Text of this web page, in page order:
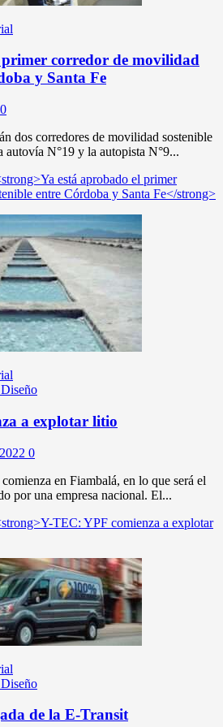
primer corredor de movilidad
y Santa Fe
0
dos corredores de movilidad sostenible
autovía N°19 y la autopista N°9...
está aprobado el primer
entre Córdoba y Santa Fe</strong>
a explotar litio
0
en Fiambalá, en lo que será el
por una empresa nacional. El...
TEC: YPF comienza a explotar
de la E-Transit